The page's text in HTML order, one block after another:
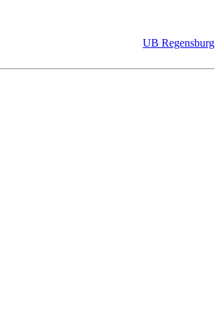
UB Regensburg